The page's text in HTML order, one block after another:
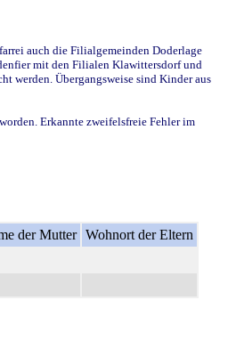
auch die Filialgemeinden Doderlage
mit den Filialen Klawittersdorf und
werden. Übergangsweise sind Kinder aus
Erkannte zweifelsfreie Fehler im
der Mutter Wohnort der Eltern